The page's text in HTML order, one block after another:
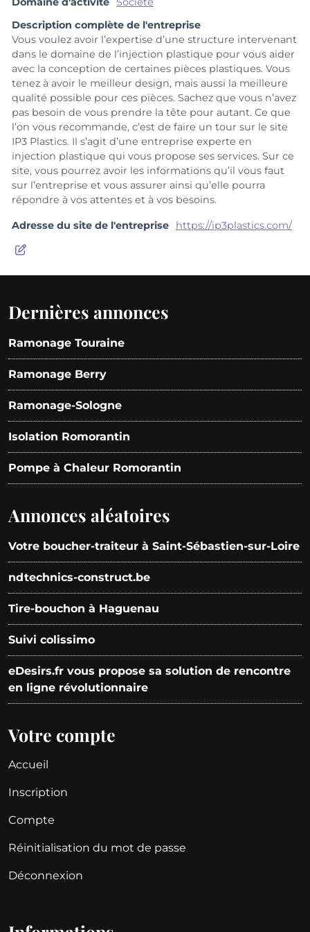
Description complète de l'entreprise
Vous voulez avoir l’expertise d’une structure intervenant
dans le domaine de l’injection plastique pour vous aider
avec la conception de certaines pièces plastiques. Vous
tenez à avoir le meilleur design, mais aussi la meilleure
qualité possible pour ces pièces. Sachez que vous n’avez
pas besoin de vous prendre la tête pour autant. Ce que
l’on vous recommande, c’est de faire un tour sur le site
IP3 Plastics. Il s’agit d’une entreprise experte en
injection plastique qui vous propose ses services. Sur ce
site, vous pourrez avoir les informations qu’il vous faut
sur l’entreprise et vous assurer ainsi qu’elle pourra
répondre à vos attentes et à vos besoins.
Adresse du site de l'entreprise https://ip3plastics.com/
Dernières annonces
Ramonage Touraine
Ramonage Berry
Ramonage-Sologne
Isolation Romorantin
Pompe à Chaleur Romorantin
Annonces aléatoires
Votre boucher-traiteur à Saint-Sébastien-sur-Loire
ndtechnics-construct.be
Tire-bouchon à Haguenau
Suivi colissimo
eDesirs.fr vous propose sa solution de rencontre
en ligne révolutionnaire
Votre compte
Accueil
Inscription
Compte
Réinitialisation du mot de passe
Déconnexion